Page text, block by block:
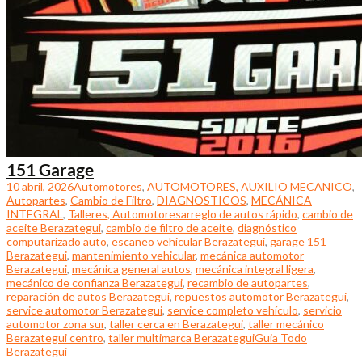
151 Garage
10 abril, 2026Automotores, AUTOMOTORES, AUXILIO MECANICO,
Autopartes, Cambio de Filtro, DIAGNOSTICOS, MECÁNICA
INTEGRAL, Talleres, Automotoresarreglo de autos rápido, cambio de
aceite Berazategui, cambio de filtro de aceite, diagnóstico
computarizado auto, escaneo vehicular Berazategui, garage 151
Berazategui, mantenimiento vehicular, mecánica automotor
Berazategui, mecánica general autos, mecánica integral ligera,
mecánico de confianza Berazategui, recambio de autopartes,
reparación de autos Berazategui, repuestos automotor Berazategui,
service automotor Berazategui, service completo vehículo, servicio
automotor zona sur, taller cerca en Berazategui, taller mecánico
Berazategui centro, taller multimarca BerazateguiGuia Todo
Berazategui